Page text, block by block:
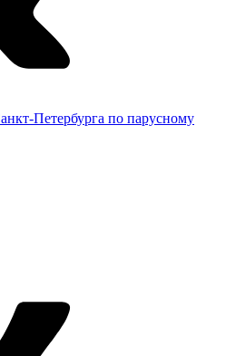
Петербурга по парусному